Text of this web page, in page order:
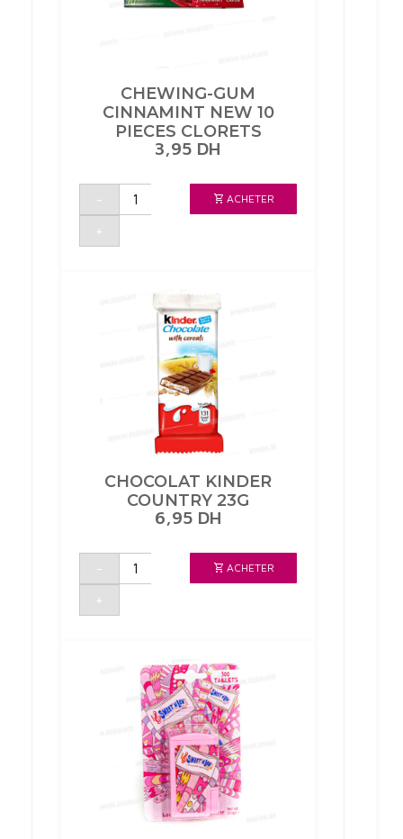
CHEWING-GUM
CINNAMINT NEW 10
PIECES CLORETS
3,95 DH
-
quantité
CHEWING-
NEW
+
ACHETER
CHOCOLAT KINDER
COUNTRY 23G
6,95 DH
-
quantité
CHOCOLAT
23G
+
ACHETER